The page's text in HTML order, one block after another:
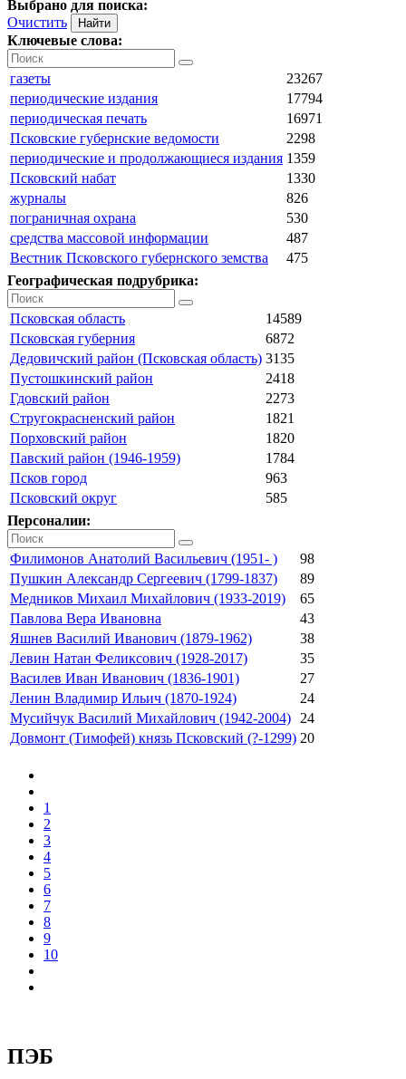
Выбрано для поиска:
Очистить
Ключевые слова:
газеты
23267
периодические издания
17794
периодическая печать
16971
Псковские губернские ведомости
2298
периодические и продолжающиеся издания 1359
Псковский набат
1330
журналы
826
пограничная охрана
530
средства массовой информации
487
Вестник Псковского губернского земства
475
Географическая подрубрика:
Псковская область
14589
Псковская губерния
6872
Дедовичский район (Псковская область) 3135
Пустошкинский район
2418
Гдовский район
2273
Стругокрасненский район
1821
Порховский район
1820
Павский район (1946-1959)
1784
Псков город
963
Псковский округ
585
Персоналии:
Филимонов Анатолий Васильевич (1951- )
98
Пушкин Александр Сергеевич (1799-1837)
89
Медников Михаил Михайлович (1933-2019)
65
Павлова Вера Ивановна
43
Яшнев Василий Иванович (1879-1962)
38
Левин Натан Феликсович (1928-2017)
35
Василев Иван Иванович (1836-1901)
27
Ленин Владимир Ильич (1870-1924)
24
Мусийчук Василий Михайлович (1942-2004)
24
Довмонт (Тимофей) князь Псковский (?-1299) 20
1
2
3
4
5
6
7
8
9
10
ПЭБ